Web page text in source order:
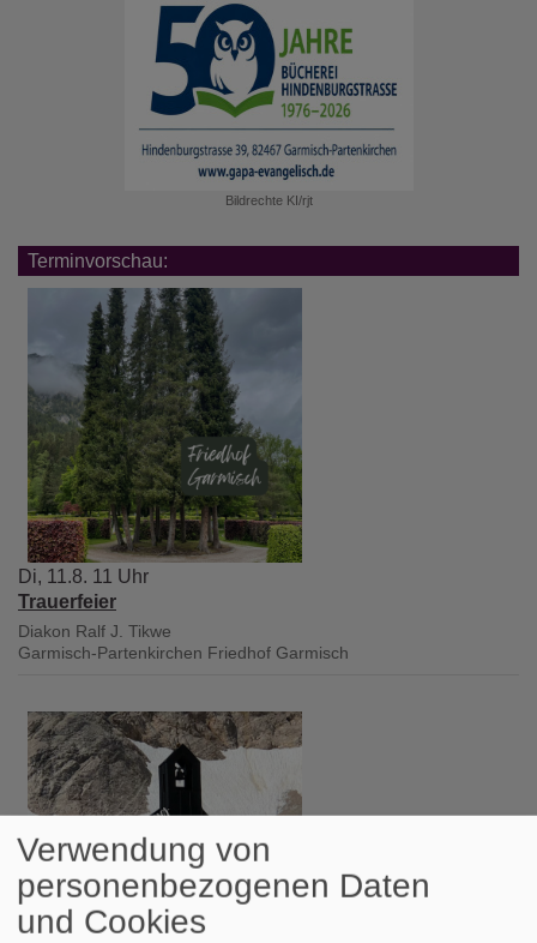
Bildrechte KI/rjt
Terminvorschau:
Di, 11.8. 11 Uhr
Trauerfeier
Diakon Ralf J. Tikwe
Garmisch-Partenkirchen Friedhof Garmisch
Verwendung von
personenbezogenen Daten
und Cookies